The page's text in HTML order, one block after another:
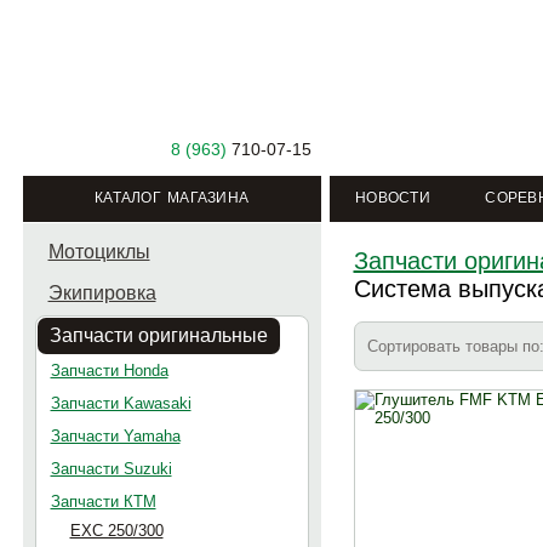
8 (963) 710-07-15
КАТАЛОГ МАГАЗИНА НОВОСТИ
Мотоциклы
Экипировка
Запчасти оригинальные
Запчасти Honda
Запчасти Kawasaki
Запчасти Yamaha
Запчасти Suzuki
Запчасти КТМ
EXC 250/300
Запчасти
Система
Сортировать товары